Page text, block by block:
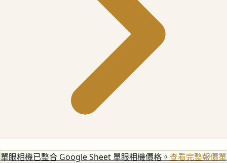
單眼相機已整合 Google Sheet 單眼相機價格。 查看完整報價單